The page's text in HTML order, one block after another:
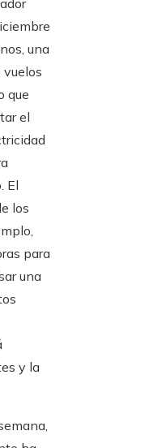
una
que
el
El
los
para
una
y la